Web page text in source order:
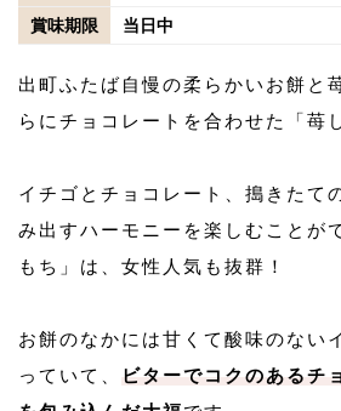
賞味期限
当日中
出町ふたば自慢の柔らかいお餅と
らにチョコレートを合わせた「苺
イチゴとチョコレート、搗きたて
み出すハーモニーを楽しむことが
もち」は、女性人気も抜群！
お餅のなかには甘くて酸味のない
っていて、
ビターでコクのあるチ